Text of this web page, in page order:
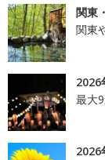
関東
関東
2026
最大
2026